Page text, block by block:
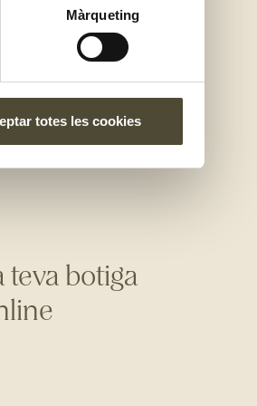
Màrqueting
totes les cookies
està al punt ideal.
el tacte
Així que ja ho
teva botiga